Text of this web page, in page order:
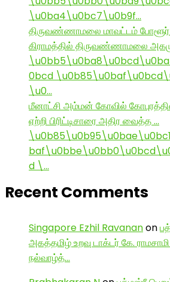
\u0ba4\u0bc7\u0b9f…
திருவண்ணாமலை மாவட்டம் போளூர்
கிராமத்தில் திருவண்ணாமலை
0bcd
\u0…
மீனாட்சி அம்மன் கோவில்
ஏற்றி பிரிட்டிசாரை அதிர வைத்த …
d \…
Recent Comments
Singapore Ezhil Ravananon
அகத்தமிழ் உறவு டாக்டர் கே.
நல்வாழ்த்…